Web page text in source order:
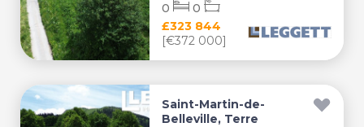
£323 844
[€372 000]
0 0
Saint-Martin-de-
Belleville, Terre